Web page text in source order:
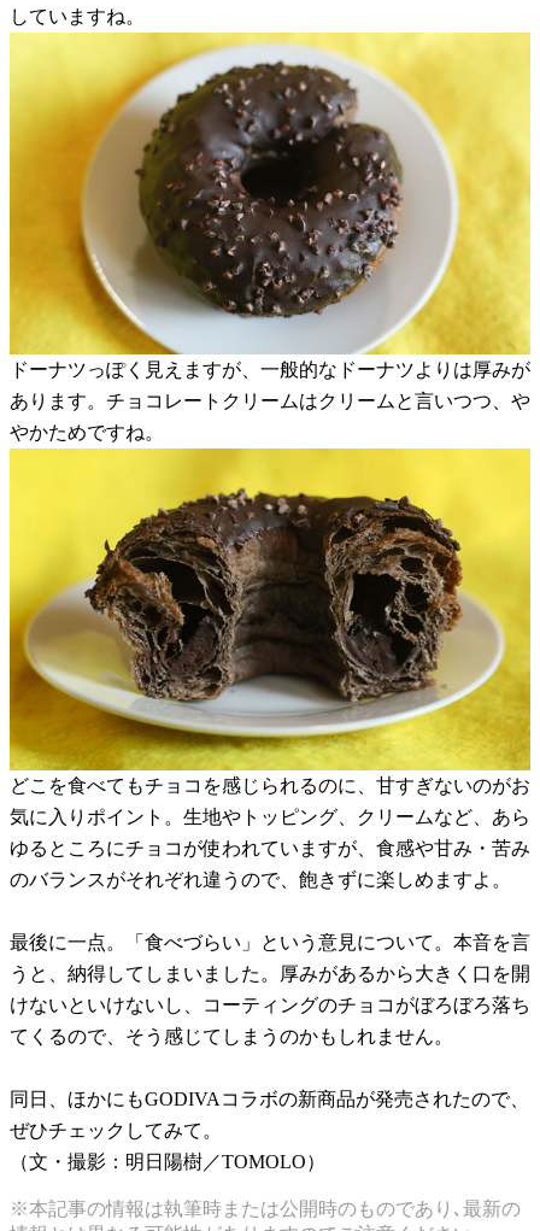
していますね。
ドーナツっぽく見えますが、一般的なドーナツよりは厚みが
あります。チョコレートクリームはクリームと言いつつ、や
やかためですね。
どこを食べてもチョコを感じられるのに、甘すぎないのがお
気に入りポイント。生地やトッピング、クリームなど、あら
ゆるところにチョコが使われていますが、食感や甘み・苦み
のバランスがそれぞれ違うので、飽きずに楽しめますよ。
最後に一点。「食べづらい」という意見について。本音を言
うと、納得してしまいました。厚みがあるから大きく口を開
けないといけないし、コーティングのチョコがぼろぼろ落ち
てくるので、そう感じてしまうのかもしれません。
同日、ほかにもGODIVAコラボの新商品が発売されたので、
ぜひチェックしてみて。
（文・撮影：明日陽樹／TOMOLO）
※本記事の情報は執筆時または公開時のものであり､最新の